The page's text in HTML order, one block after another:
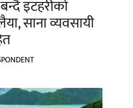
इटहरीको
साना व्यवसायी